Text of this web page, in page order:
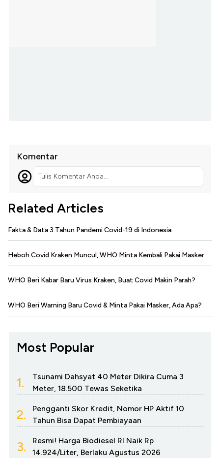
Komentar
Tulis Komentar Anda...
Related Articles
Fakta & Data 3 Tahun Pandemi Covid-19 di Indonesia
Heboh Covid Kraken Muncul, WHO Minta Kembali Pakai Masker
WHO Beri Kabar Baru Virus Kraken, Buat Covid Makin Parah?
WHO Beri Warning Baru Covid & Minta Pakai Masker, Ada Apa?
Most Popular
1.
Tsunami Dahsyat 40 Meter Dikira Cuma 3
Meter, 18.500 Tewas Seketika
2.
Pengganti Skor Kredit, Nomor HP Aktif 10
Tahun Bisa Dapat Pembiayaan
3.
Resmi! Harga Biodiesel RI Naik Rp
14.924/Liter, Berlaku Agustus 2026